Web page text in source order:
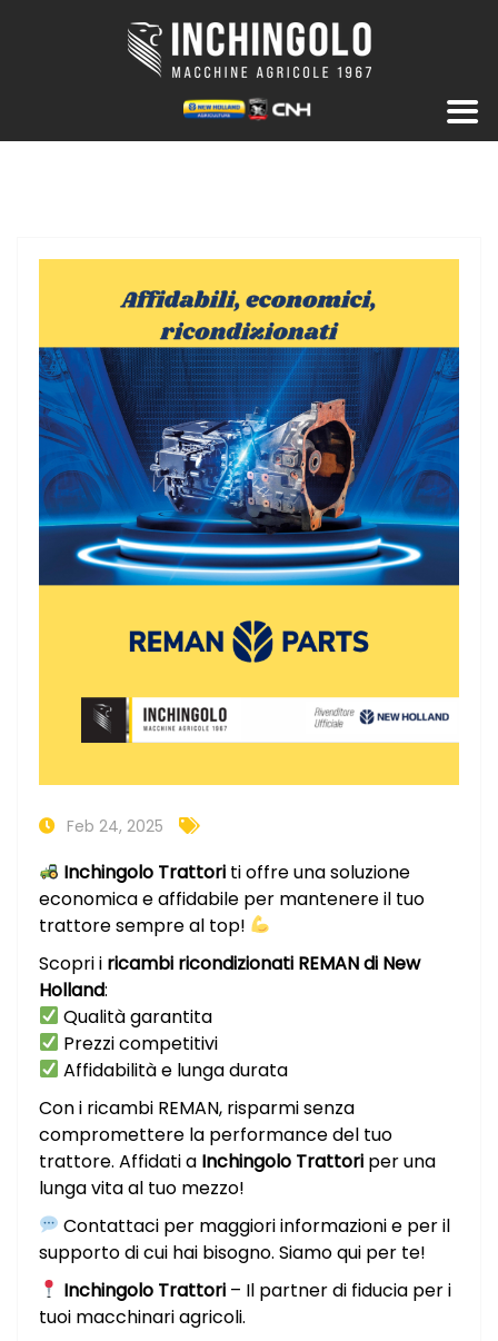
Feb 24, 2025
Inchingolo Trattori ti offre una soluzione
economica e affidabile per mantenere il tuo
trattore sempre al top!
Scopri i ricambi ricondizionati REMAN di New
Holland:
Qualità garantita
Prezzi competitivi
Affidabilità e lunga durata
Con i ricambi REMAN, risparmi senza
compromettere la performance del tuo
trattore. Affidati a Inchingolo Trattori per una
lunga vita al tuo mezzo!
Contattaci per maggiori informazioni e per il
supporto di cui hai bisogno. Siamo qui per te!
Inchingolo Trattori – Il partner di fiducia per i
tuoi macchinari agricoli.